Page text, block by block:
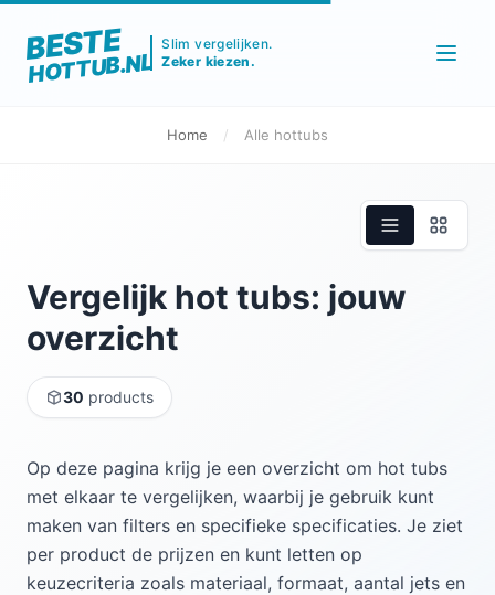
BESTE
HOTTUB.NL
Slim vergelijken.
Zeker kiezen.
Home / Alle hottubs
Vergelijk hot tubs: jouw
overzicht
30 products
Op deze pagina krijg je een overzicht om hot tubs
met elkaar te vergelijken, waarbij je gebruik kunt
maken van filters en specifieke specificaties. Je ziet
per product de prijzen en kunt letten op
keuzecriteria zoals materiaal, formaat, aantal jets en